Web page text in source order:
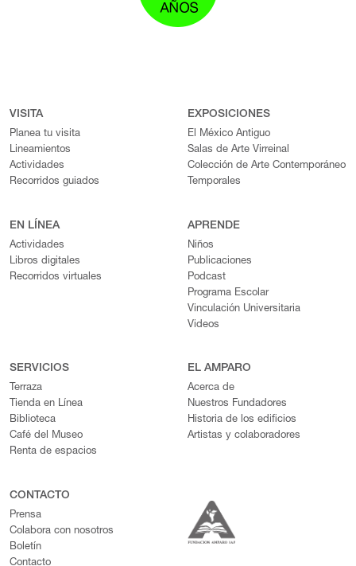
VISITA
Planea tu visita
Lineamientos
Actividades
Recorridos guiados
EXPOSICIONES
El México Antiguo
Salas de Arte Virreinal
Colección de Arte Contemporáneo
Temporales
EN LÍNEA
Actividades
Libros digitales
Recorridos virtuales
APRENDE
Niños
Publicaciones
Podcast
Programa Escolar
Vinculación Universitaria
Videos
SERVICIOS
Terraza
Tienda en Línea
Biblioteca
Café del Museo
Renta de espacios
EL AMPARO
Acerca de
Nuestros Fundadores
Historia de los edificios
Artistas y colaboradores
CONTACTO
Prensa
Colabora con nosotros
Boletín
Contacto